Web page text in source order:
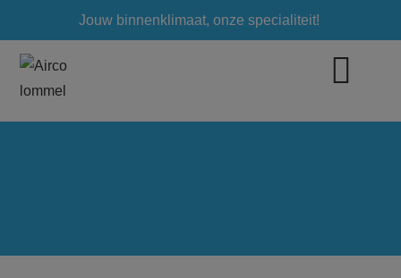
Jouw binnenklimaat, onze specialiteit!